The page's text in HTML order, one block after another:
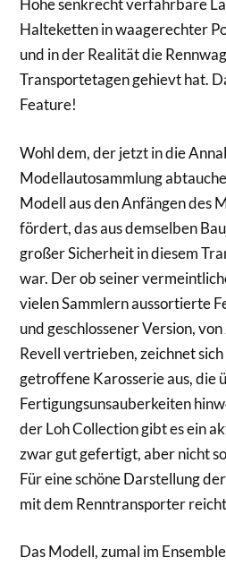
Höhe senkrecht verfahrbare
Halteketten in waagerechter
und in der Realität die
Transportetagen gehievt hat.
Feature!
Wohl dem, der jetzt in die
Modellautosammlung
Modell aus den Anfängen des
fördert, das aus demselben
großer Sicherheit in diesem
war. Der ob seiner
vielen Sammlern aussortierte
und geschlossener Version,
Revell vertrieben, zeichnet
getroffene Karosserie aus, die
Fertigungsunsauberkeiten
der Loh Collection gibt es ein
zwar gut gefertigt, aber nicht
Für eine schöne Darstellung
mit dem Renntransporter
Das Modell, zumal im